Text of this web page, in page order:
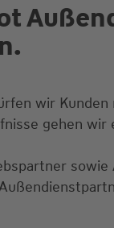
wir
gehen
sowie